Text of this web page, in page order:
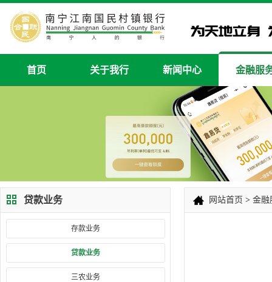
首页 关于我行 新闻中心 金融服
贷款业务
存款业务
贷款业务
三农业务
网站首页 > 金融